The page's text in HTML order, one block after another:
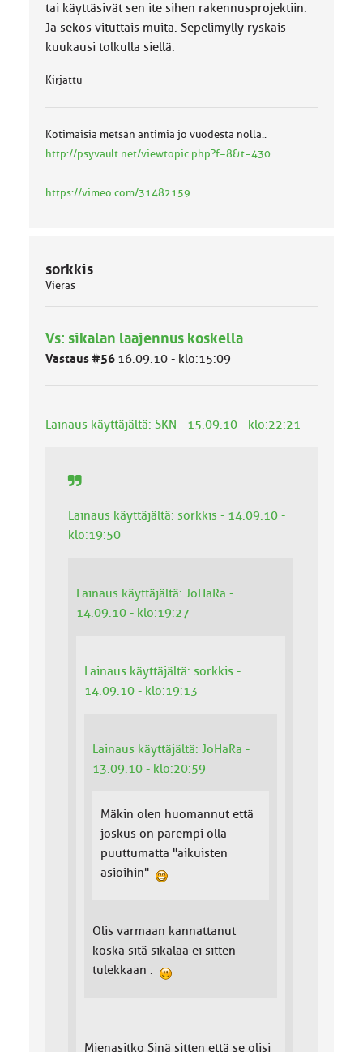
tai käyttäsivät sen ite sihen rakennusprojektiin.
Ja sekös vituttais muita. Sepelimylly ryskäis
kuukausi tolkulla siellä.
Kirjattu
Kotimaisia metsän antimia jo vuodesta nolla..
http://psyvault.net/viewtopic.php?f=8&t=430
https://vimeo.com/31482159
sorkkis
Vieras
Vs: sikalan laajennus koskella
Vastaus #56 16.09.10 - klo:15:09
Lainaus käyttäjältä: SKN - 15.09.10 - klo:22:21
Lainaus käyttäjältä: sorkkis - 14.09.10 -
klo:19:50
Lainaus käyttäjältä: JoHaRa -
14.09.10 - klo:19:27
Lainaus käyttäjältä: sorkkis -
14.09.10 - klo:19:13
Lainaus käyttäjältä: JoHaRa -
13.09.10 - klo:20:59
Mäkin olen huomannut että
joskus on parempi olla
puuttumatta "aikuisten
asioihin"
Olis varmaan kannattanut
koska sitä sikalaa ei sitten
tulekkaan .
Mienasitko Sinä sitten että se olisi